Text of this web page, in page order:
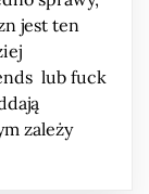
jest ten
lub fuck
zależy